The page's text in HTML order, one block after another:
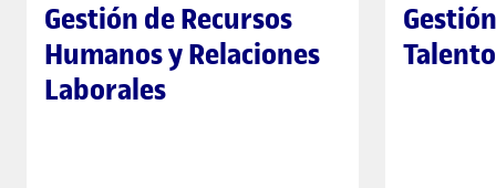
Gestión de Recursos
Humanos y Relaciones
Laborales
Talento